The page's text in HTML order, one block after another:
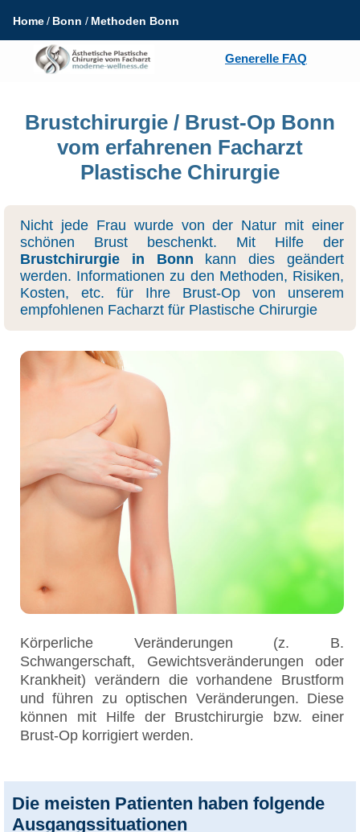
Generelle FAQ
Home Bonn Methoden Bonn
Brustchirurgie / Brust-Op Bonn
vom erfahrenen Facharzt
Plastische Chirurgie
Nicht jede Frau wurde von der Natur mit einer
schönen Brust beschenkt. Mit Hilfe der
Brustchirurgie in Bonn kann dies geändert
werden. Informationen zu den Methoden, Risiken,
Kosten, etc. für Ihre Brust-Op von unserem
empfohlenen Facharzt für Plastische Chirurgie
Körperliche Veränderungen (z. B.
Schwangerschaft, Gewichtsveränderungen oder
Krankheit) verändern die vorhandene Brustform
und führen zu optischen Veränderungen. Diese
können mit Hilfe der Brustchirurgie bzw. einer
Brust-Op korrigiert werden.
Die meisten Patienten haben folgende
Ausgangssituationen